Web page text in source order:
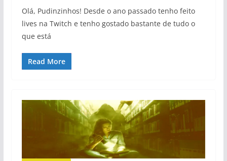
Olá, Pudinzinhos! Desde o ano passado tenho feito
lives na Twitch e tenho gostado bastante de tudo o
que está
Read More